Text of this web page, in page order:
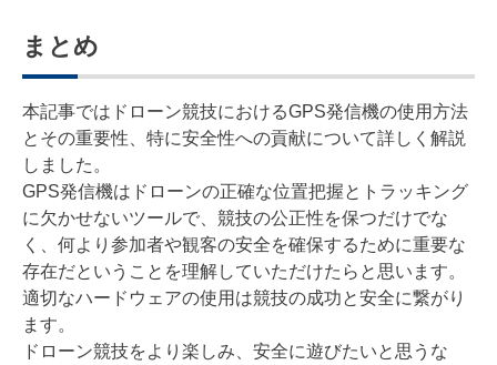
まとめ
本記事ではドローン競技におけるGPS発信機の使用方法
とその重要性、特に安全性への貢献について詳しく解説
しました。
GPS発信機はドローンの正確な位置把握とトラッキング
に欠かせないツールで、競技の公正性を保つだけでな
く、何より参加者や観客の安全を確保するために重要な
存在だということを理解していただけたらと思います。
適切なハードウェアの使用は競技の成功と安全に繋がり
ます。
ドローン競技をより楽しみ、安全に遊びたいと思うな